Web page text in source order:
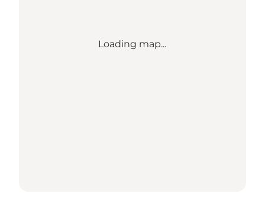
Loading map...